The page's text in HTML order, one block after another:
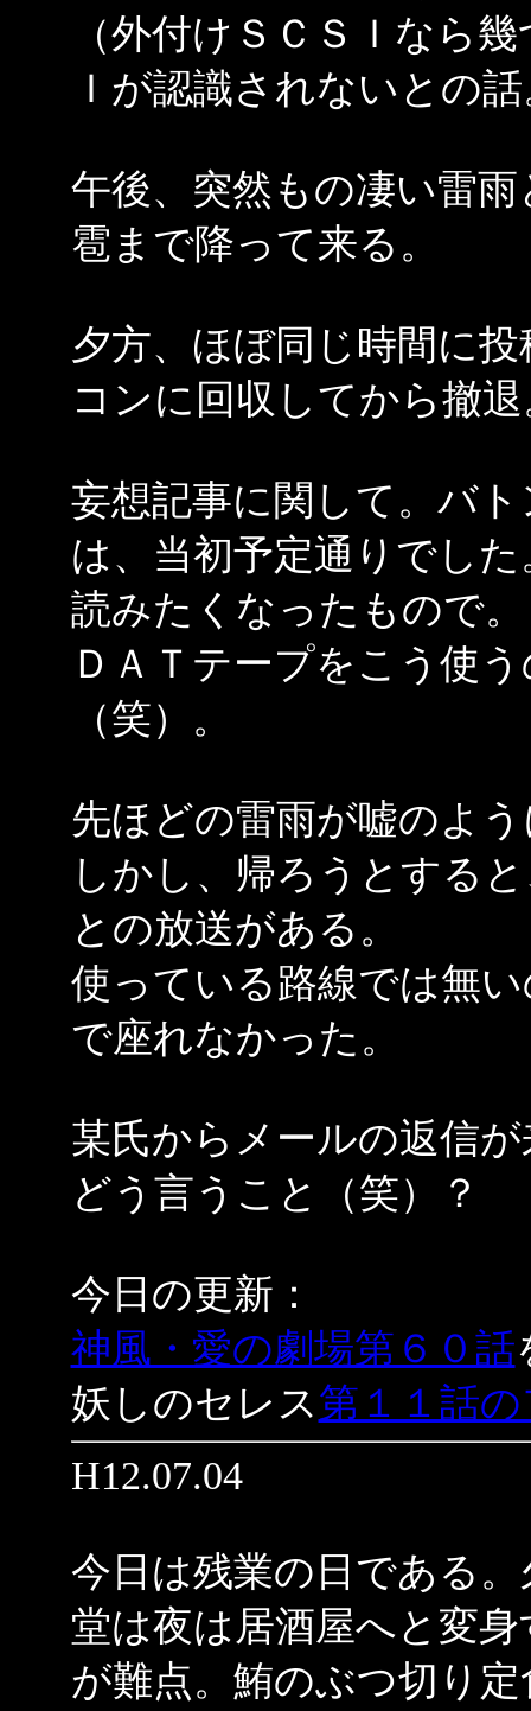
（外付けＳＣＳＩなら
Ｉが認識されないとの
午後、突然もの凄い雷
雹まで降って来る。
夕方、ほぼ同じ時間に
コンに回収してから撤退
妄想記事に関して。バ
は、当初予定通りでし
読みたくなったもので。
ＤＡＴテープをこう使
（笑）。
先ほどの雷雨が嘘のよ
しかし、帰ろうとする
との放送がある。
使っている路線では無
で座れなかった。
某氏からメールの返信
どう言うこと（笑）？
今日の更新：
神風・愛の劇場第６０話
妖しのセレス第１１話
H12.07.04
今日は残業の日である
堂は夜は居酒屋へと変
が難点。鮪のぶつ切り